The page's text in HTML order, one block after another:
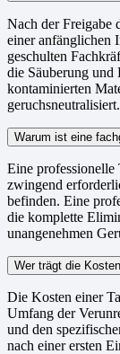
Nach der Freigabe
einer anfänglichen
geschulten
die Säuberung
kontaminierten
geruchsneutralisiert.
Warum ist eine
Eine
zwingend
befinden. Eine
die komplette
unangenehmen
Wer trägt die
Die Kosten einer
Umfang der
und den
nach einer ersten